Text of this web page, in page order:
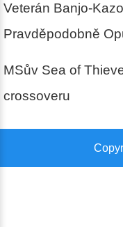
Veterán Banjo-
Pravděpodobně
MSův Sea of
crossoveru